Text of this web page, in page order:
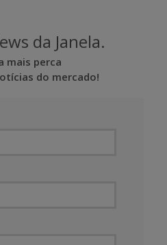
da Janela.
mais perca
do mercado!